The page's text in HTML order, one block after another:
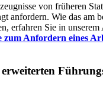
von früheren
anfordern. Wie das am
erfahren Sie in
zum Anfordern eines